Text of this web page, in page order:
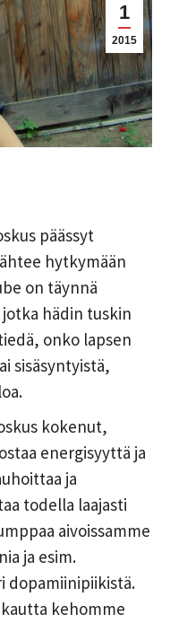
1
2015
päässyt
hytkymään
on täynnä
hädin tuskin
onko lapsen
sisäsyntyistä,
kokenut,
energisyyttä ja
ja
todella laajasti
aivoissamme
ja esim.
dopamiinipiikistä.
kehomme